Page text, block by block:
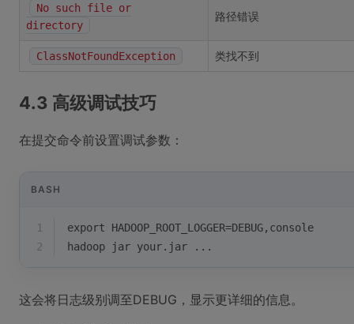
No such file or
directory
路径错误
ClassNotFoundException 类找不到
4.3 高级调试技巧
在提交命令前设置调试参数：
BASH
1 export HADOOP_ROOT_LOGGER=DEBUG,console
2
hadoop jar your.jar ...
这会将日志级别调至DEBUG，显示更详细的信息。